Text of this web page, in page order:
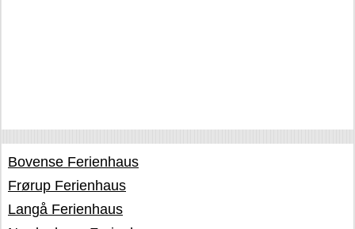
Bovense Ferienhaus
Frørup Ferienhaus
Langå Ferienhaus